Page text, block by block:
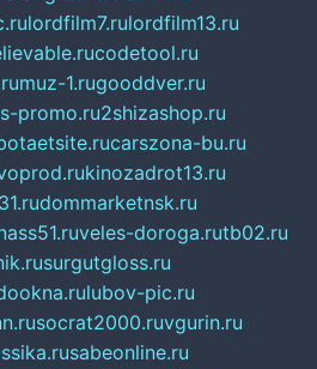
lordfilm7.rulordfilm13.ru
codetool.ru
muz-1.rugooddver.ru
promo.ru2shizashop.ru
carszona-bu.ru
kinozadrot13.ru
dommarketnsk.ru
veles-doroga.rutb02.ru
surgutgloss.ru
lubov-pic.ru
socrat2000.ruvgurin.ru
sabeonline.ru